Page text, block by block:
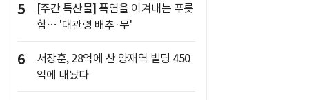
5
[주간 특산물] 폭염을 이겨내는 푸릇
함… '대관령 배추·무'
6
서장훈, 28억에 산 양재역 빌딩 450
억에 내놨다